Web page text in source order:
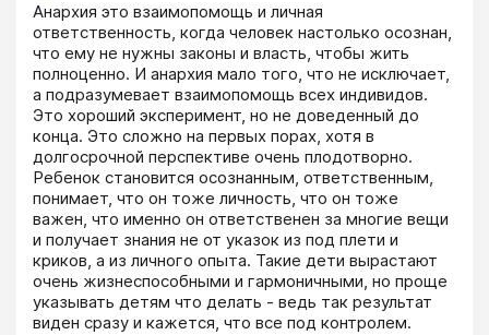
Анархия это взаимопомощь и личная
ответственность, когда человек настолько осознан,
что ему не нужны законы и власть, чтобы жить
полноценно. И анархия мало того, что не исключает,
а подразумевает взаимопомощь всех индивидов.
Это хороший эксперимент, но не доведенный до
конца. Это сложно на первых порах, хотя в
долгосрочной перспективе очень плодотворно.
Ребенок становится осознанным, ответственным,
понимает, что он тоже личность, что он тоже
важен, что именно он ответственен за многие вещи
и получает знания не от указок из под плети и
криков, а из личного опыта. Такие дети вырастают
очень жизнеспособными и гармоничными, но проще
указывать детям что делать - ведь так результат
виден сразу и кажется, что все под контролем.